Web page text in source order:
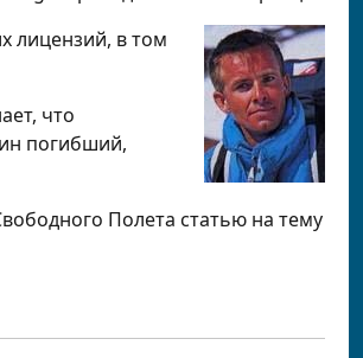
лицензий, в том
что
погибший,
Полета статью на тему